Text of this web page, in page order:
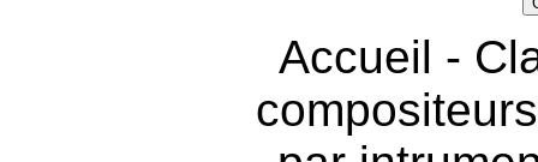
Accueil -
compositeurs